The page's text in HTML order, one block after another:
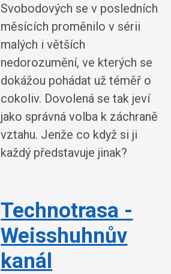
Svobodových se v posledních
měsících proměnilo v sérii
malých i větších
nedorozumění, ve kterých se
dokážou pohádat už téměř o
cokoliv. Dovolená se tak jeví
jako správná volba k záchraně
vztahu. Jenže co když si ji
každý představuje jinak?
Technotrasa -
Weisshuhnův
kanál